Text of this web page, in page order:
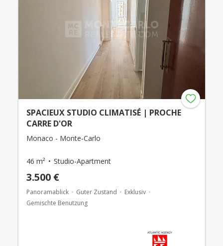
SPACIEUX STUDIO CLIMATISÉ | PROCHE
CARRE D'OR
Monaco - Monte-Carlo
46 m² Studio-Apartment
3.500 €
Panoramablick Guter Zustand
Exklusiv
Gemischte Benutzung